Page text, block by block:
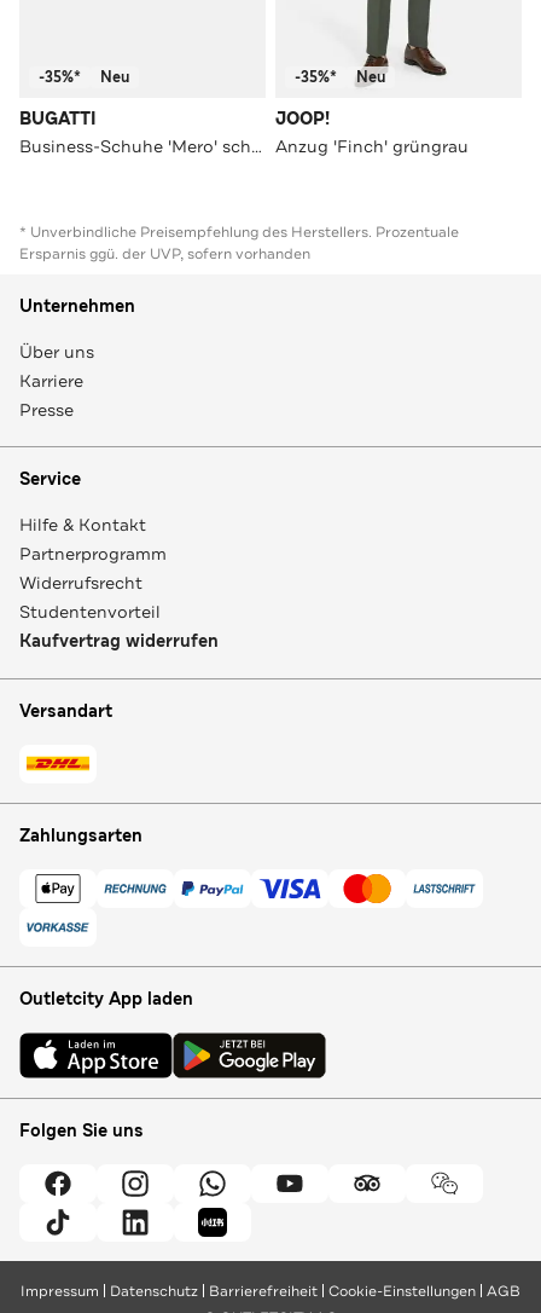
-35%* Neu
BUGATTI
Business-Schuhe 'Mero' schwarz
-35%* Neu
JOOP!
Anzug 'Finch' grüngrau
* Unverbindliche Preisempfehlung des Herstellers. Prozentuale
Ersparnis ggü. der UVP, sofern vorhanden
Unternehmen
Über uns
Karriere
Presse
Service
Hilfe & Kontakt
Partnerprogramm
Widerrufsrecht
Studentenvorteil
Kaufvertrag widerrufen
Versandart
Zahlungsarten
Outletcity App laden
Folgen Sie uns
Impressum Datenschutz Barrierefreiheit Cookie-Einstellungen AGB